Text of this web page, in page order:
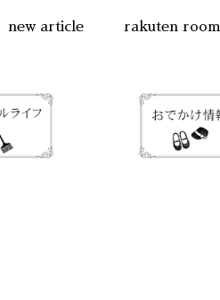
new article rakuten room